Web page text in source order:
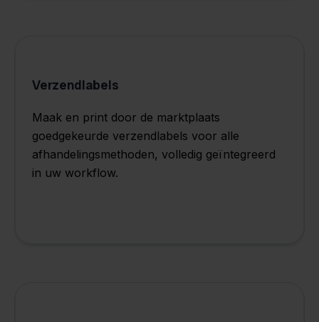
Verzendlabels
Maak en print door de marktplaats
goedgekeurde verzendlabels voor alle
afhandelingsmethoden, volledig geïntegreerd
in uw workflow.